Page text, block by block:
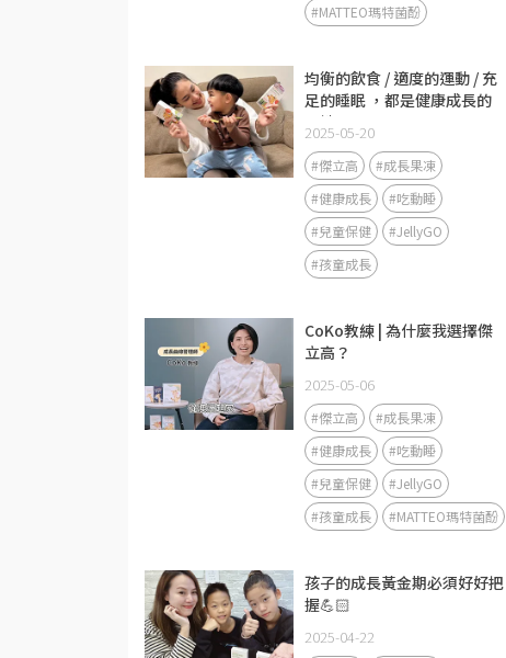
#MATTEO瑪特菌酚
均衡的飲食 / 適度的運動 / 充
足的睡眠 ，都是健康成長的
關鍵
2025-05-20
#傑立高
#成長果凍
#健康成長
#吃動睡
#兒童保健
#JellyGO
#孩童成長
CoKo教練 | 為什麼我選擇傑
立高？
2025-05-06
#傑立高
#成長果凍
#健康成長
#吃動睡
#兒童保健
#JellyGO
#孩童成長
#MATTEO瑪特菌酚
孩子的成長黃金期必須好好把
握💪🏻
2025-04-22